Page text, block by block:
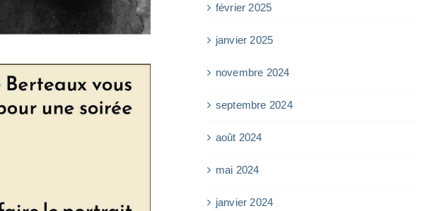
février 2025
janvier 2025
novembre 2024
septembre 2024
août 2024
mai 2024
janvier 2024